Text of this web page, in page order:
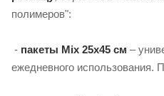
полимеров":
- пакеты Mix 25х45 см –
ежедневного использования.